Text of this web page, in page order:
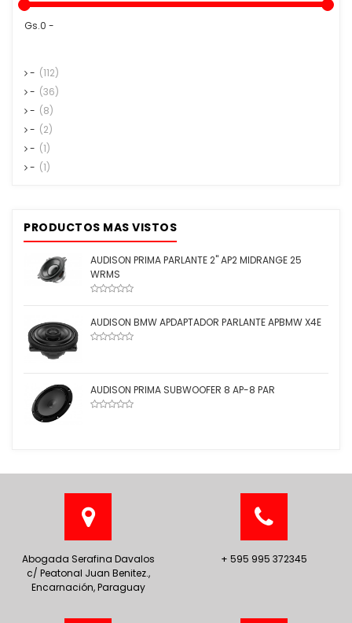
Gs.0 -
- (112)
- (36)
- (8)
- (2)
- (1)
- (1)
PRODUCTOS MAS VISTOS
AUDISON PRIMA PARLANTE 2'' AP2 MIDRANGE 25
WRMS
AUDISON BMW APDAPTADOR PARLANTE APBMW X4E
AUDISON PRIMA SUBWOOFER 8 AP-8 PAR
Abogada Serafina Davalos
c/ Peatonal Juan Benitez.,
Encarnación, Paraguay
+ 595 995 372345